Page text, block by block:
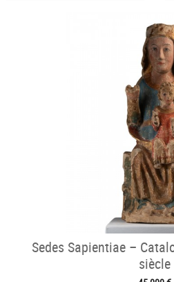
Sedes Sapientiae –
siècle